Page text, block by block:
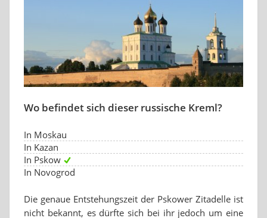
Wo befindet sich dieser russische Kreml?
In Moskau
In Kazan
In Pskow
In Novogrod
Die genaue Entstehungszeit der Pskower Zitadelle ist
nicht bekannt, es dürfte sich bei ihr jedoch um eine